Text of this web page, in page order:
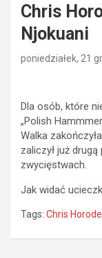
Chris
Njokuani
poniedziałek, 21
Dla osób, które
„Polish
Walka
zaliczył już
zwycięstwach.
Jak widać
Tags: Chris